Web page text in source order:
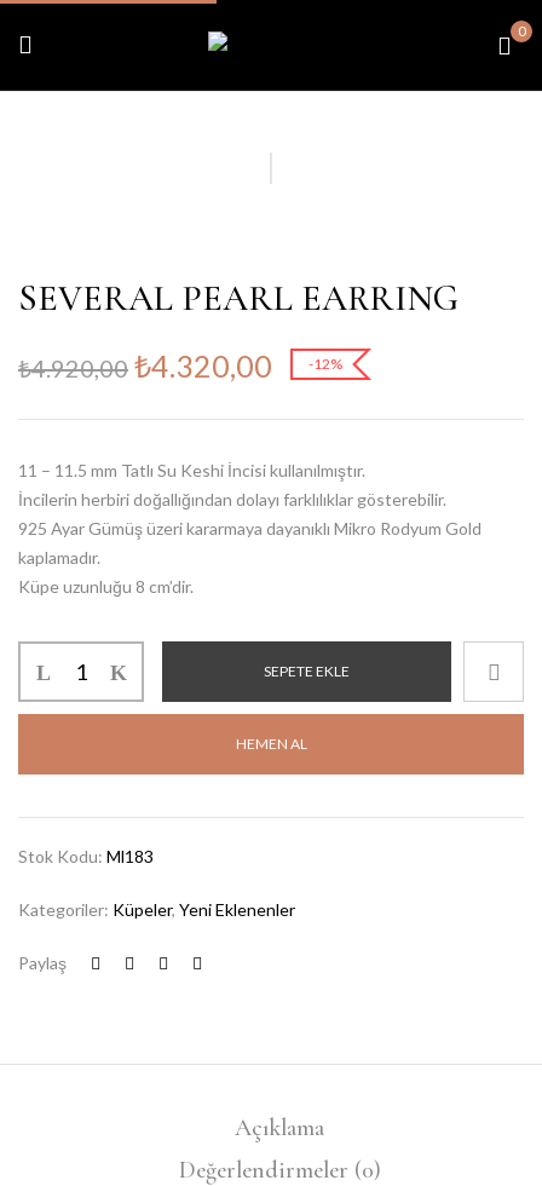
0
SEVERAL PEARL EARRING
₺4.920,00 ₺4.320,00 -12%
11 – 11.5 mm Tatlı Su Keshi İncisi kullanılmıştır.
İncilerin herbiri doğallığından dolayı farklılıklar gösterebilir.
925 Ayar Gümüş üzeri kararmaya dayanıklı Mikro Rodyum Gold
kaplamadır.
Küpe uzunluğu 8 cm’dir.
SEPETE EKLE
HEMEN AL
Stok Kodu: Ml183
Kategoriler: Küpeler, Yeni Eklenenler
Paylaş
Açıklama
Değerlendirmeler (0)